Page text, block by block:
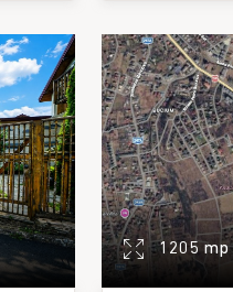
1205 mp